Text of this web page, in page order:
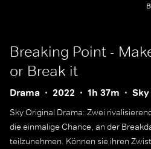
Breaking Point -
or Break it
Drama 2022 1h 37m
Sky Original Drama: Zwei
die einmalige Chance, an der
teilzunehmen. Können sie ihren